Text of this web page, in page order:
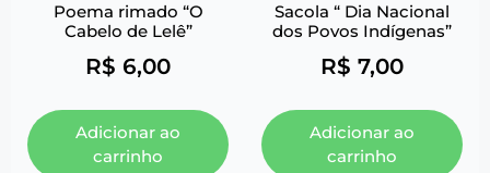
Poema rimado “O
Cabelo de Lelê”
R$ 6,00
Adicionar ao
carrinho
Sacola “ Dia Nacional
dos Povos Indígenas”
R$ 7,00
Adicionar ao
carrinho